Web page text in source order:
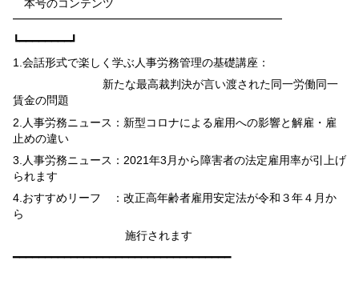
本号のコンテンツ
━━━━━━━━━━━━━━━━━━━━━━━━
┗━━━━━━━━┛
1. 会話形式で楽しく学ぶ人事労務管理の基礎講座：
新たな最高裁判決が言い渡された同一労働同一
賃金の問題
2. 人事労務ニュース：新型コロナによる雇用への影響と解雇・雇
止めの違い
3. 人事労務ニュース： 2021年3 月から障害者の法定雇用率が引上げ
られます
4. おすすめリーフ ：改正高年齢者雇用安定法が令和３年４月か
ら
施行されます
━━━━━━━━━━━━━━━━━━━━━━━━━━━━━━━━━━